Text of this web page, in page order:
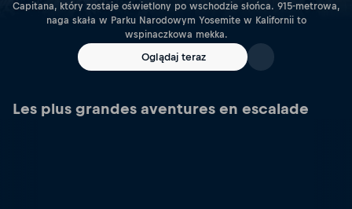
Capitana, który zostaje oświetlony po wschodzie słońca. 915-metrowa,
naga skała w Parku Narodowym Yosemite w Kalifornii to
wspinaczkowa mekka.
Oglądaj teraz
Les plus grandes aventures en escalade